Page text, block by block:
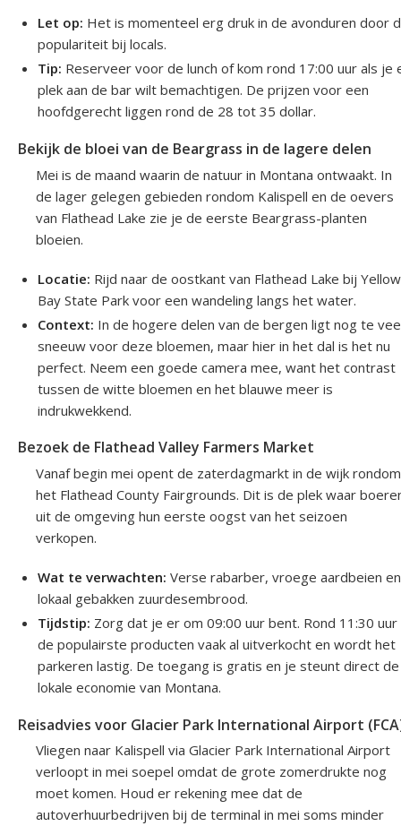
Let op: Het is momenteel erg druk in de avonduren door
populariteit bij locals.
Tip: Reserveer voor de lunch of kom rond 17:00 uur als je
plek aan de bar wilt bemachtigen. De prijzen voor een
hoofdgerecht liggen rond de 28 tot 35 dollar.
Bekijk de bloei van de Beargrass in de lagere delen
Mei is de maand waarin de natuur in Montana ontwaakt. In
de lager gelegen gebieden rondom Kalispell en de oevers
van Flathead Lake zie je de eerste Beargrass-planten
bloeien.
Locatie: Rijd naar de oostkant van Flathead Lake bij Yellow
Bay State Park voor een wandeling langs het water.
Context: In de hogere delen van de bergen ligt nog te
sneeuw voor deze bloemen, maar hier in het dal is het nu
perfect. Neem een goede camera mee, want het contrast
tussen de witte bloemen en het blauwe meer is
indrukwekkend.
Bezoek de Flathead Valley Farmers Market
Vanaf begin mei opent de zaterdagmarkt in de wijk rondom
het Flathead County Fairgrounds. Dit is de plek waar
uit de omgeving hun eerste oogst van het seizoen
verkopen.
Wat te verwachten: Verse rabarber, vroege aardbeien en
lokaal gebakken zuurdesembrood.
Tijdstip: Zorg dat je er om 09:00 uur bent. Rond 11:30 uur
de populairste producten vaak al uitverkocht en wordt het
parkeren lastig. De toegang is gratis en je steunt direct de
lokale economie van Montana.
Reisadvies voor Glacier Park International Airport
Vliegen naar Kalispell via Glacier Park International Airport
verloopt in mei soepel omdat de grote zomerdrukte nog
moet komen. Houd er rekening mee dat de
autoverhuurbedrijven bij de terminal in mei soms minder